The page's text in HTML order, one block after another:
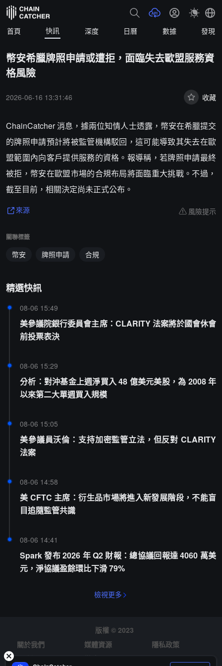
首頁 快訊 深度 日曆 數據 發現
幣安希臘牌照申請或遭拒，面臨失去歐盟服務資
格風險
2026-06-16 13:31:46 收藏
ChainCatcher 消息，據兩位知情人士透露，幣安在希臘提交
的牌照申請預計將被監管機構駁回，這可能導致其失去在歐
盟範圍內向客戶提供服務的資格。報導稱，若牌照申請最終
被拒，幣安在歐盟市場的合規布局將面臨重大挑戰。不過，
截至目前，相關決定尚未正式公布。
來源 風險提示
關聯標籤
幣安 牌照申請 合規
精選快訊
08-06 15:49
美參議院銀行委員會主席：CLARITY 法案將於國會休會
前投票表決
08-06 15:29
分析：對沖基金上週淨買入 48 億美元美股，為 2008 年
以來第二大單週買入規模
08-06 15:05
美參議員沃倫：支持加密監管立法，但反對 CLARITY
法案
08-06 14:58
美 CFTC 主席：衍生品市場將進入新發展階段，不能盲
目追隨監管共識
08-06 14:41
Spark 發布 2026 年 Q2 財報：總協議回報達 4060 萬美
元，淨協議盈餘環比下滑 79%
檢視更多
版權 © 2023
關於我們
媒體資源
隱私政策
風險提示
徵才